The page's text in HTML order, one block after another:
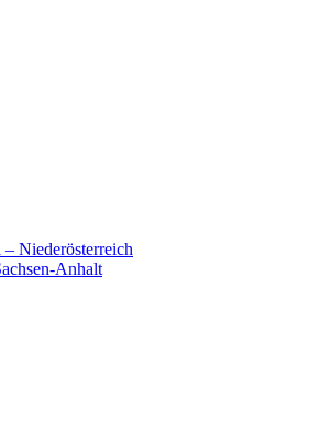
Niederösterreich
Anhalt